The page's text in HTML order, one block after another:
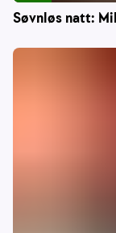
Søvnløs natt: